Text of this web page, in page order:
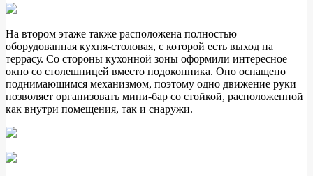
На втором этаже также расположена полностью
оборудованная кухня-столовая, с которой есть выход на
террасу. Со стороны кухонной зоны оформили интересное
окно со столешницей вместо подоконника. Оно оснащено
поднимающимся механизмом, поэтому одно движение руки
позволяет организовать мини-бар со стойкой, расположенной
как внутри помещения, так и снаружи.